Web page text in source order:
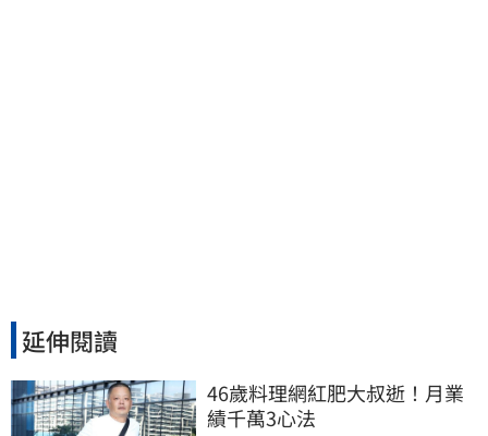
延伸閱讀
46歲料理網紅肥大叔逝！月業
績千萬3心法